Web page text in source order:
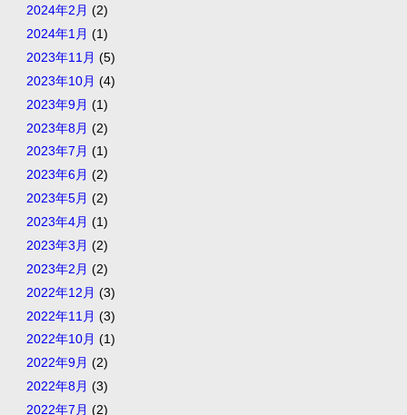
2024年2月 (2)
2024年1月 (1)
2023年11月 (5)
2023年10月 (4)
2023年9月 (1)
2023年8月 (2)
2023年7月 (1)
2023年6月 (2)
2023年5月 (2)
2023年4月 (1)
2023年3月 (2)
2023年2月 (2)
2022年12月 (3)
2022年11月 (3)
2022年10月 (1)
2022年9月 (2)
2022年8月 (3)
2022年7月 (2)